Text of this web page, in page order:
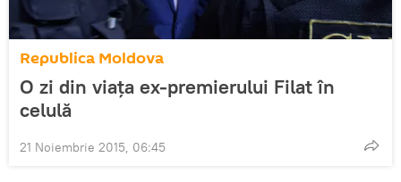
Republica Moldova
O zi din viaţa ex-premierului Filat în
celulă
21 Noiembrie 2015, 06:45